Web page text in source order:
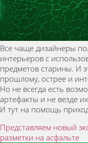
Все чаще дизайнеры
интерьеров с
предметов старины. И
прошлому, острее и
Но не всегда есть
артефакты и не везде
И тут на помощь
Представляем новый
разметки на асфальте